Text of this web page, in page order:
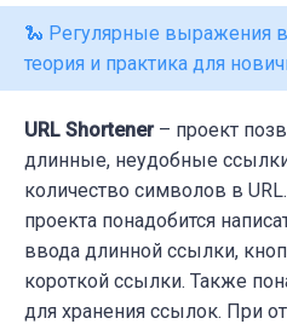
🐍 Регулярные выражения в
теория и практика для
URL Shortener – проект
длинные, неудобные
количество символов в
проекта понадобится
ввода длинной ссылки,
короткой ссылки. Также
для хранения ссылок. При